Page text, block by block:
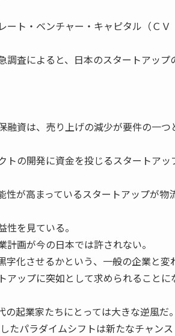
ト・ベンチャー・キャピタル（ＣＶ
調査によると、日本のスタートアップ
資は、売り上げの減少が要件の一つ
トの開発に資金を投じるスタートアッ
が高まっているスタートアップが物
を見ている。
画が今の日本では許されない。
化させるかという、一般の企業と変
アップに突如として求められることに
起業家たちにとっては大きな逆風だ。
パラダイムシフトは新たなチャンス